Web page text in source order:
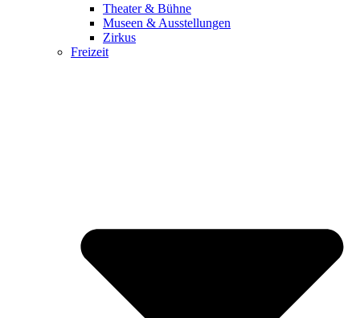
Theater & Bühne
Museen & Ausstellungen
Zirkus
Freizeit